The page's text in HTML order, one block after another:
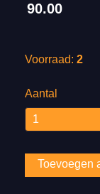
90.00
Voorraad: 2
Aantal